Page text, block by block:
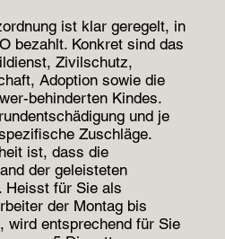
ist klar geregelt, in
bezahlt. Konkret sind das
Zivilschutz,
Adoption sowie die
behinderten Kindes.
und je
Zuschläge.
ist, dass die
der geleisteten
Heisst für Sie als
der Montag bis
wird entsprechend für Sie